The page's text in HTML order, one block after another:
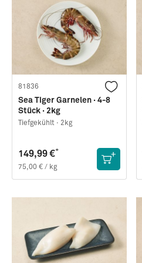
81836
Sea Tiger Garnelen · 4-8
Stück · 2kg
Tiefgekühlt · 2kg
149,99 €*
75,00 € / kg